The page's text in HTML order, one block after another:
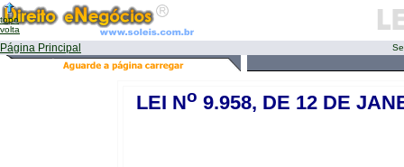
topo
volta
Página Principal
LEI No 9.958, DE 12 DE